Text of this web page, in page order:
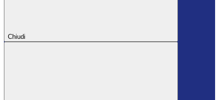
Chiudi